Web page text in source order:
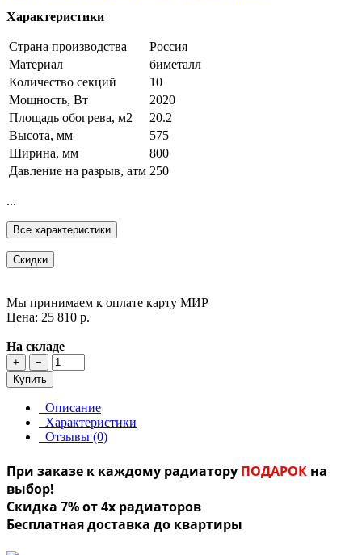
Характеристики
Страна производства
Россия
Материал
биметалл
Количество секций
10
Мощность, Вт
2020
Площадь обогрева, м2
20.2
Высота, мм
575
Ширина, мм
800
Давление на разрыв, атм 250
...
Все характеристики
Скидки
Мы принимаем к оплате карту МИР
Цена: 25 810 р.
На складе
+
−
Купить
Описание
Характеристики
Отзывы (0)
При заказе к каждому радиатору ПОДАРОК на
выбор!
Скидка 7% от 4х радиаторов
Бесплатная доставка до квартиры